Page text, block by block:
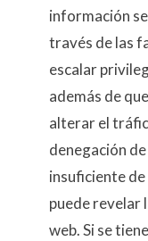
información
través de las
escalar
además de
alterar el
denegación
insuficiente
puede revelar
web. Si se